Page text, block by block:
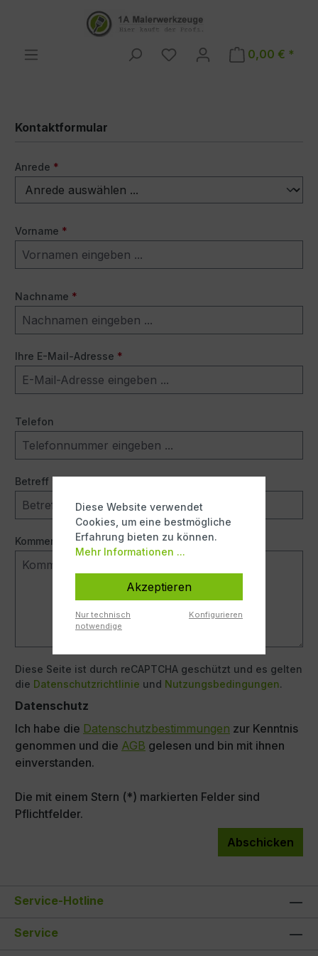
Zum Hauptinhalt springen
0,00 € *
Kontaktformular
Anrede *
Vorname *
Nachname *
Ihre E-Mail-Adresse *
Telefon
Betreff
Kommentar *
Diese Seite ist durch reCAPTCHA geschützt und es gelten
die Datenschutzrichtlinie und Nutzungsbedingungen.
Datenschutz
Ich habe die Datenschutzbestimmungen zur Kenntnis
genommen und die AGB gelesen und bin mit ihnen
einverstanden.
Die mit einem Stern (*) markierten Felder sind
Pflichtfelder.
Abschicken
Service-Hotline
Service
Diese Website verwendet
Cookies, um eine bestmögliche
Erfahrung bieten zu können.
Mehr Informationen ...
Akzeptieren
Nur technisch
notwendige
Konfigurieren